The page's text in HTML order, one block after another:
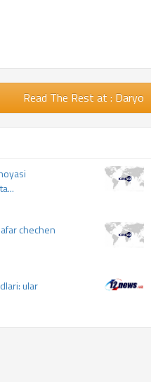
Read The Rest at : Daryo
chechen
ular